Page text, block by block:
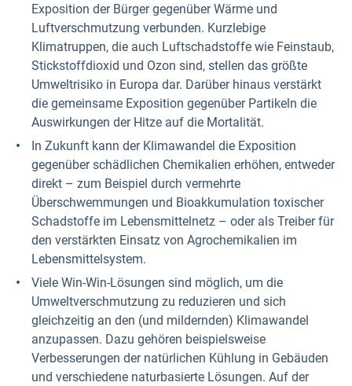
Exposition der Bürger gegenüber Wärme und
Luftverschmutzung verbunden. Kurzlebige
Klimatruppen, die auch Luftschadstoffe wie Feinstaub,
Stickstoffdioxid und Ozon sind, stellen das größte
Umweltrisiko in Europa dar. Darüber hinaus verstärkt
die gemeinsame Exposition gegenüber Partikeln die
Auswirkungen der Hitze auf die Mortalität.
In Zukunft kann der Klimawandel die Exposition
gegenüber schädlichen Chemikalien erhöhen, entweder
direkt – zum Beispiel durch vermehrte
Überschwemmungen und Bioakkumulation toxischer
Schadstoffe im Lebensmittelnetz – oder als Treiber für
den verstärkten Einsatz von Agrochemikalien im
Lebensmittelsystem.
Viele Win-Win-Lösungen sind möglich, um die
Umweltverschmutzung zu reduzieren und sich
gleichzeitig an den (und mildernden) Klimawandel
anzupassen. Dazu gehören beispielsweise
Verbesserungen der natürlichen Kühlung in Gebäuden
und verschiedene naturbasierte Lösungen. Auf der